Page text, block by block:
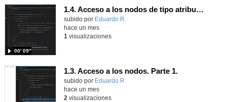
1.4. Acceso a los nodos de tipo atributo. Parte 1.
Contenido educativo.
subido por Eduardo R.
00′ 09″
hace un mes
1 visualizaciones
1.3. Acceso a los nodos. Parte 1.
Contenido educativo.
subido por Eduardo R.
hace un mes
2 visualizaciones